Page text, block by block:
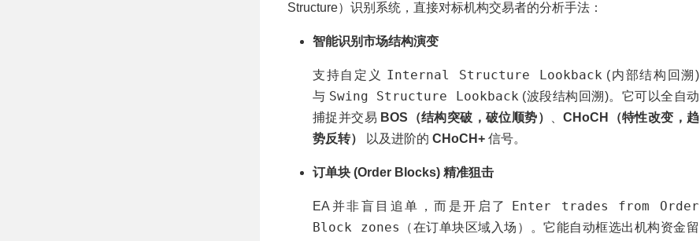
Structure）识别系统，直接对标机构交易者的分析手法：
智能识别市场结构演变
支持自定义 Internal Structure Lookback (内部结构回溯)
与 Swing Structure Lookback (波段结构回溯)。它可以全自动
捕捉并交易 BOS（结构突破，破位顺势） 、CHoCH（特性改变，趋
势反转）
以及进阶的 CHoCH+ 信号。
订单块 (Order Blocks) 精准狙击
EA并非盲目追单，而是开启了 Enter trades from Order
Block zones （在订单块区域入场）。它能自动框选出机构资金留